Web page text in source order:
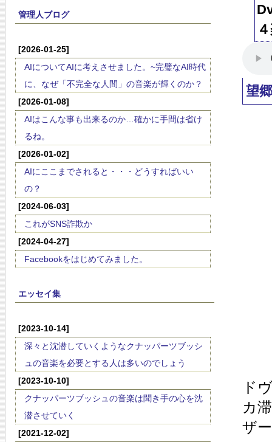
管理人ブログ
[2026-01-25]
AIについてAIに考えさせました。~完璧なAI時代
に、なぜ「不完全な人間」の音楽が輝くのか？
[2026-01-08]
AIはこんな事も出来るのか…確かに手間は省け
るね。
[2026-01-02]
AIにここまでされると・・・どうすればいい
の？
[2024-06-03]
これがSNS詐欺か
[2024-04-27]
Facebookをはじめてみました。
エッセイ集
[2023-10-14]
深々と沈潜していくようなクナッパーツブッシ
ュの音楽を必要とする人は多いのでしょう
[2023-10-10]
クナッパーツブッシュの音楽は聞き手の心を沈
潜させていく
[2021-12-02]
望
ド
カ
ザ